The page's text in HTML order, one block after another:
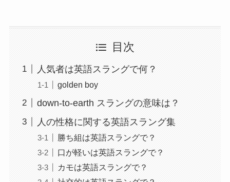
目次
人気者は英語スラングで何？
golden boy
down-to-earth スラングの意味は？
人の性格に関する英語スラング集
勝ち組は英語スラングで？
口が軽いは英語スラングで？
カモは英語スラングで？